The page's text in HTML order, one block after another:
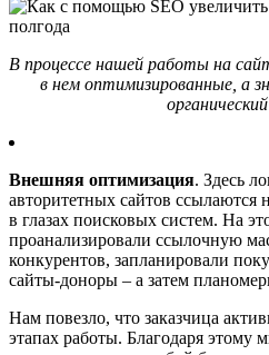
В процессе нашей работы на
в нем оптимизированные, а
Внешняя оптимизация. Здесь
авторитетных сайтов ссылаются
в глазах поисковых систем. На
проанализировали ссылочную
конкурентов, запланировали
сайты-доноры – а затем
Нам повезло, что заказчица
этапах работы. Благодаря этому